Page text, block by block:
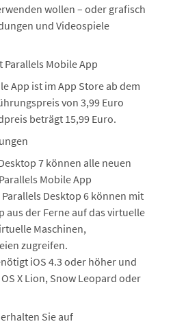
wollen – oder grafisch
und Videospiele
Mobile App
App ist im App Store ab dem
von 3,99 Euro
beträgt 15,99 Euro.
7 können alle neuen
Mobile App
Desktop 6 können mit
aus der Ferne auf das virtuelle
Maschinen,
zugreifen.
iOS 4.3 oder höher und
X Lion, Snow Leopard oder
Sie auf